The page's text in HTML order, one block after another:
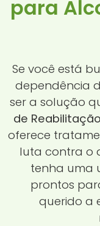
para
Se você está
dependência
ser a solução
de
oferece
luta contra o
tenha uma
prontos
querido a